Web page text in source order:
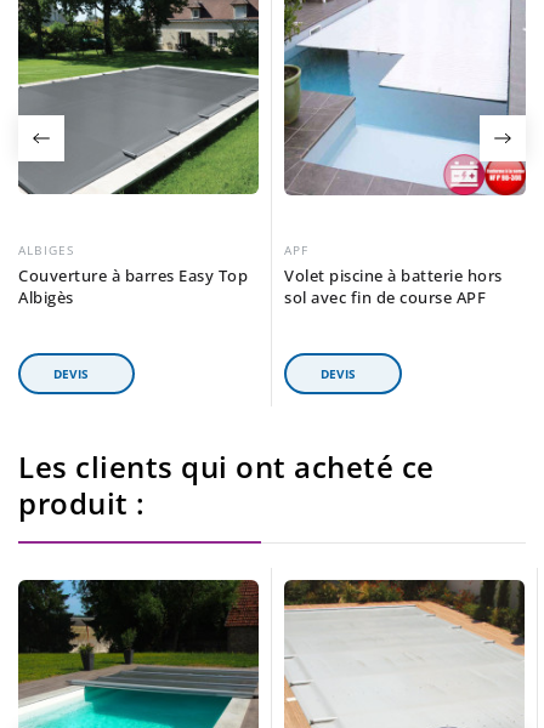
ALBIGES
Couverture à barres Easy Top
Albigès
APF
Volet piscine à batterie hors
sol avec fin de course APF
Les clients qui ont acheté ce
produit :